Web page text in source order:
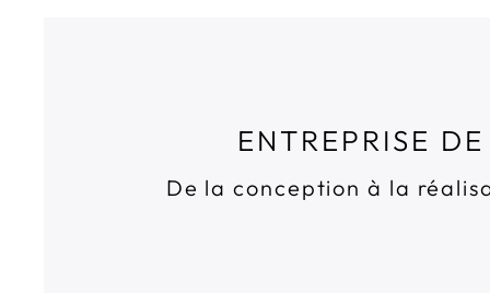
ENTREPRISE
De la conception à la